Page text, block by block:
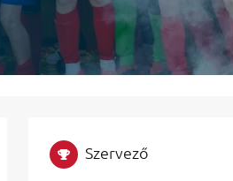
Szervező